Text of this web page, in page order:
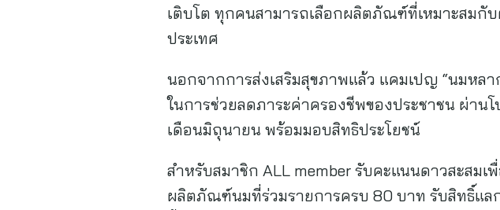
เติบโต ทุกคนสามารถเลือกผลิตภัณฑ์ที่เหมาะสมกับ
ประเทศ
นอกจากการส่งเสริมสุขภาพแล้ว แคมเปญ “นมหลา
ในการช่วยลดภาระค่าครองชีพของประชาชน ผ่า
เดือนมิถุนายน พร้อมมอบสิทธิประโยชน์
สำหรับสมาชิก ALL member รับคะแนนดาวสะสม
ผลิตภัณฑ์นมที่ร่วมรายการครบ 80 บาท รับสิทธิ์แล